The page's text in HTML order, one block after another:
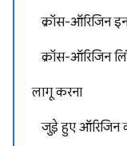
क्रॉस-ऑरिजिन
क्रॉस-ऑरिजिन
लागू करना
जुड़े हुए ऑरिजिन